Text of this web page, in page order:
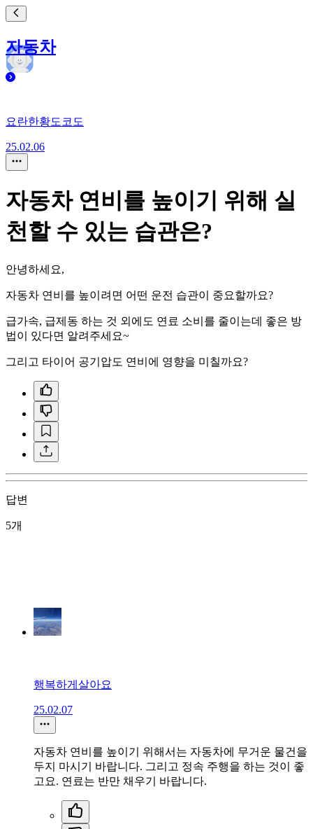
자동차
요란한황도코도
25.02.06
자동차 연비를 높이기 위해 실
천할 수 있는 습관은?
안녕하세요,
자동차 연비를 높이려면 어떤 운전 습관이 중요할까요?
급가속, 급제동 하는 것 외에도 연료 소비를 줄이는데 좋은 방
법이 있다면 알려주세요~
그리고 타이어 공기압도 연비에 영향을 미칠까요?
답변
5개
행복하게살아요
25.02.07
자동차 연비를 높이기 위해서는 자동차에 무거운 물건을
두지 마시기 바랍니다. 그리고 정속 주행을 하는 것이 좋
고요. 연료는 반만 채우기 바랍니다.